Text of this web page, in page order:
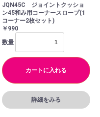
JQN45C ジョイントクッショ
ン45和み用コーナースロープ(1
コーナー2枚セット)
￥990
数量
カートに入れる
詳細をみる